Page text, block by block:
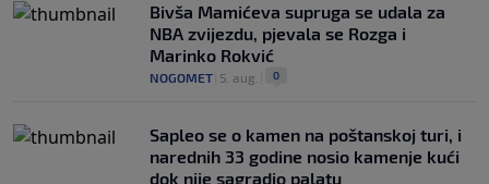
Bivša Mamićeva supruga se udala za
NBA zvijezdu, pjevala se Rozga i
Marinko Rokvić
NOGOMET 5. aug. 0
Saplео se o kamen na poštanskoj turi, i
narednih 33 godine nosio kamenje kući
dok nije sagradio palatu